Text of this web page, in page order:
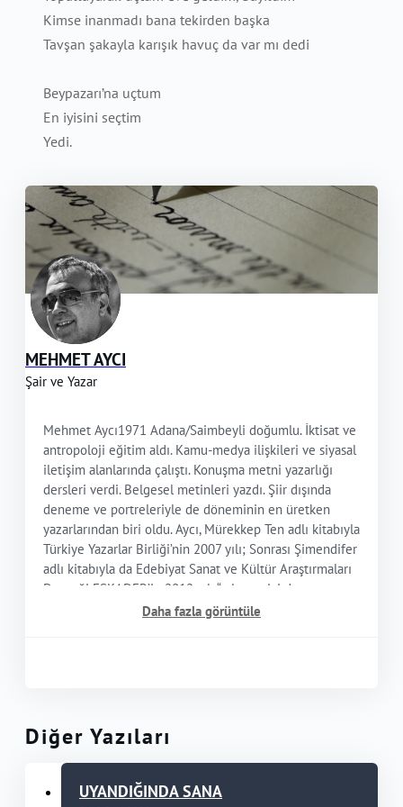
Kimse inanmadı bana tekirden başka
Tavşan şakayla karışık havuç da var mı dedi
Beypazarı’na uçtum
En iyisini seçtim
Yedi.
MEHMET AYCI
Şair ve Yazar
Mehmet Aycı1971 Adana/Saimbeyli doğumlu. İktisat ve
antropoloji eğitim aldı. Kamu-medya ilişkileri ve siyasal
iletişim alanlarında çalıştı. Konuşma metni yazarlığı
dersleri verdi. Belgesel metinleri yazdı. Şiir dışında
deneme ve portreleriyle de döneminin en üretken
yazarlarından biri oldu. Aycı, Mürekkep Ten adlı kitabıyla
Türkiye Yazarlar Birliği’nin 2007 yılı; Sonrası Şimendifer
adlı kitabıyla da Edebiyat Sanat ve Kültür Araştırmaları
Derneği ESKADER’in 2012 yılı “yılın en iyi deneme
kitabı”; Yağmurlu Perçem kitabıyla ESKADER’in 2016
Türkiye Tarihi, Mesafe Ayarı, Zeliha’nın Ön Dişi, Portakal
Kuşlar, Yağmurlu Perçem, Yokluk Güzel Yalnızlık İyi, Atlar
Göçebe, Pazartesi Ayini, Toy, Bağ, Kelebekler Düş
Görmeye Devam Ediyor, Bir Kuş Penceremize,
Daha fazla görüntüle
Diğer Yazıları
UYANDIĞINDA SANA